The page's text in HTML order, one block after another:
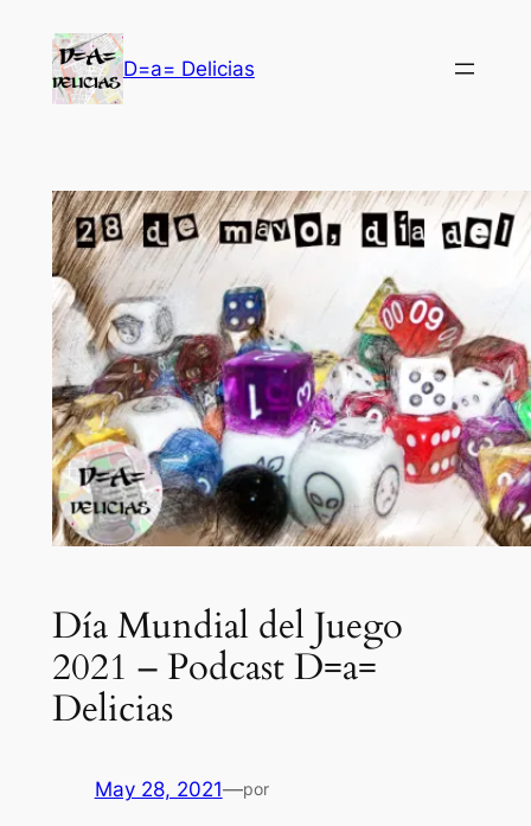
contenido
D=a= Delicias
Día Mundial del Juego
2021 – Podcast D=a=
Delicias
May 28, 2021—por